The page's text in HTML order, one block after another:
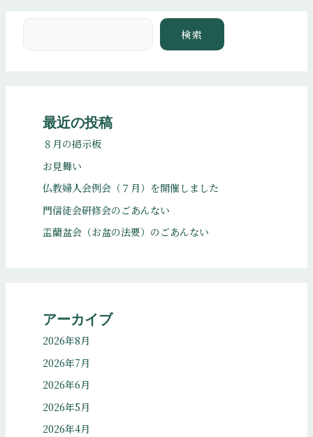
検索
最近の投稿
８月の掲示板
お見舞い
仏教婦人会例会（７月）を開催しました
門信徒会研修会のごあんない
盂蘭盆会（お盆の法要）のごあんない
アーカイブ
2026年8月
2026年7月
2026年6月
2026年5月
2026年4月